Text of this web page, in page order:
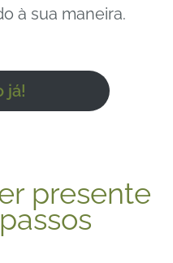
à sua maneira.
já!
presente